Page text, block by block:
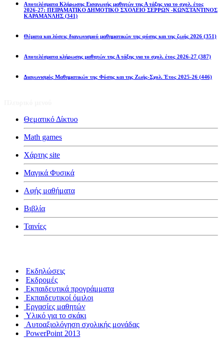
Αποτελέσματα Κλήρωσης Εισαγωγής μαθητών της Α τάξης για το σχολ. έτος
2026-27: ΠΕΙΡΑΜΑΤΙΚΟ ΔΗΜΟΤΙΚΟ ΣΧΟΛΕΙΟ ΣΕΡΡΩΝ -ΚΩΝΣΤΑΝΤΙΝΟΣ
ΚΑΡΑΜΑΝΛΗΣ (341)
Θέματα και λύσεις διαγωνισμού μαθηματικών της φύσης και της ζωής 2026 (351)
Αποτελέσματα κλήρωσης μαθητών της Α τάξης για το σχολ. έτος 2026-27 (387)
Διαγωνισμός Μαθηματικών της Φύσης και της Ζωής-Σχολ. Έτος 2025-26 (446)
Θεματικό Δίκτυο
Math games
Χάρτης site
Μαγικά Φυσικά
Αφής μαθήματα
Βιβλία
Ταινίες
Εκδηλώσεις
Εκδρομές
Εκπαιδευτικά προγράμματα
Εκπαιδευτικοί όμιλοι
Εργασίες μαθητών
Υλικό για το σκάκι
Αυτοαξιολόγηση σχολικής μονάδας
PowerPoint 2013